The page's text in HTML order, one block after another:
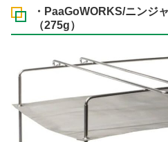
・PaaGoWORKS/ニンジ
（275g）